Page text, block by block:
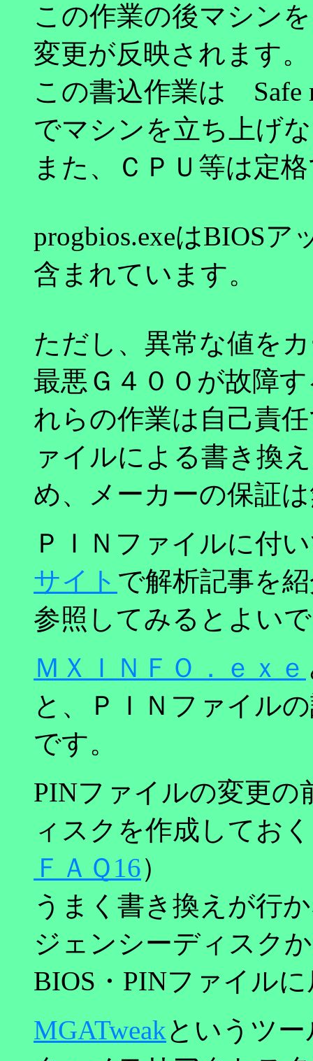
この作業の後マシン
変更が反映されます。
この書込作業は Safe
でマシンを立ち上げ
また、ＣＰＵ等は定
progbios.exeはBIOS
含まれています。
ただし、異常な値を
最悪Ｇ４００が故障
れらの作業は自己責
ァイルによる書き換
め、メーカーの保証
ＰＩＮファイルに付
サイト で解析記事を
参照してみるとよい
ＭＸＩＮＦＯ．ｅｘｅ
と、ＰＩＮファイル
です。
PINファイルの変更
ィスクを作成してお
ＦＡＱ16）
うまく書き換えが行
ジェンシーディスク
BIOS・PINファイル
MGATweakというツ